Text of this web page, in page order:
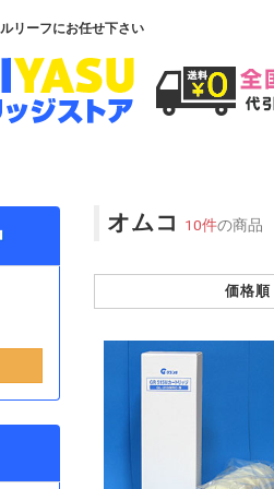
リーフにお任せ下さい
オムコ 10件の商品
価格順